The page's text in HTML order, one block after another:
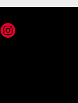
Instagram